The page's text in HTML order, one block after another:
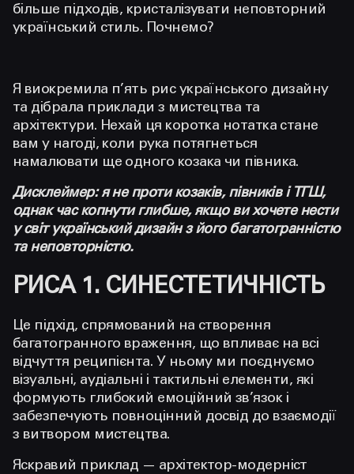
більше підходів, кристалізувати неповторний
український стиль. Почнемо?
Я виокремила п’ять рис українського дизайну
та дібрала приклади з мистецтва та
архітектури. Нехай ця коротка нотатка стане
вам у нагоді, коли рука потягнеться
намалювати ще одного козака чи півника.
Дисклеймер: я не проти козаків, півників і ТГШ,
однак час копнути глибше, якщо ви хочете нести
у світ український дизайн з його багатогранністю
та неповторністю.
РИСА 1. СИНЕСТЕТИЧНІСТЬ
Це підхід, спрямований на створення
багатогранного враження, що впливає на всі
відчуття реципієнта. У ньому ми поєднуємо
візуальні, аудіальні і тактильні елементи, які
формують глибокий емоційний зв’язок і
забезпечують повноцінний досвід до взаємодії
з витвором мистецтва.
Яскравий приклад — архітектор-модерніст